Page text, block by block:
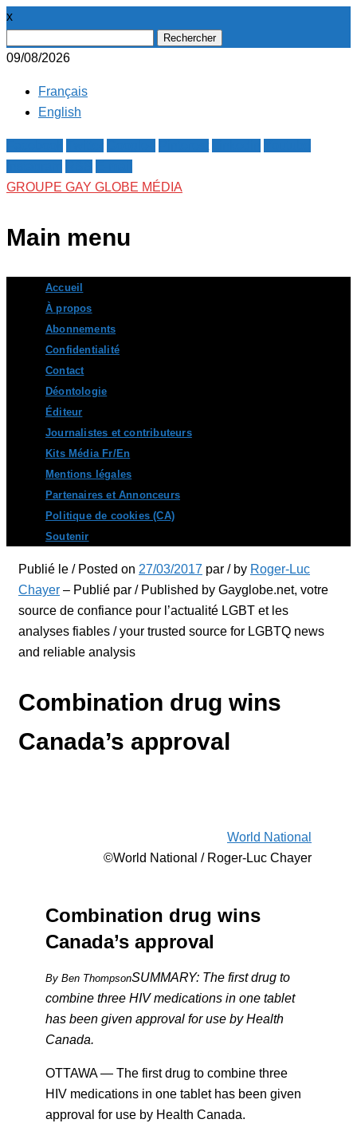
x
09/08/2026
Français
English
GROUPE GAY GLOBE MÉDIA
Main menu
content
Accueil
À propos
Abonnements
Confidentialité
Contact
Déontologie
Éditeur
Journalistes et contributeurs
Kits Média Fr/En
Mentions légales
Partenaires et Annonceurs
Politique de cookies (CA)
Soutenir
Publié le / Posted on 27/03/2017 par / by Roger-Luc
Chayer – Publié par / Published by Gayglobe.net, votre
source de confiance pour l’actualité LGBT et les
analyses fiables / your trusted source for LGBTQ news
and reliable analysis
Combination drug wins
Canada’s approval
World National
©World National / Roger-Luc Chayer
Combination drug wins
Canada’s approval
By Ben ThompsonSUMMARY: The first drug to
combine three HIV medications in one tablet
has been given approval for use by Health
Canada.
OTTAWA — The first drug to combine three
HIV medications in one tablet has been given
approval for use by Health Canada.